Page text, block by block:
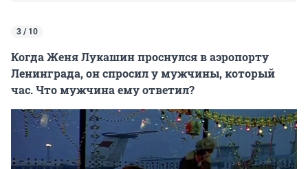
3 / 10
Когда Женя Лукашин проснулся в аэропорту
Ленинграда, он спросил у мужчины, который
час. Что мужчина ему ответил?